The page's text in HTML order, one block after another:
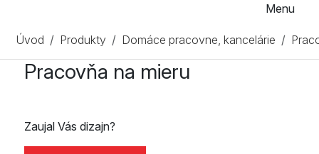
Menu
Úvod Produkty Domáce pracovne, kancelárie
Pracovňa na mieru
Zaujal Vás dizajn?